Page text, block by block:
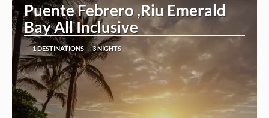
Puente Febrero ,Riu Emerald
Bay All Inclusive
1 DESTINATIONS 3 NIGHTS